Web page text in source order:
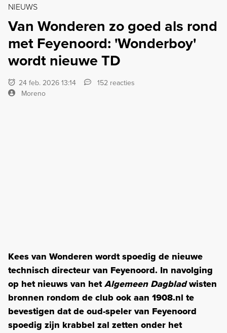
NIEUWS
Van Wonderen zo goed als rond
met Feyenoord: 'Wonderboy'
wordt nieuwe TD
24 feb. 2026 13:14
152 reacties
Moreno
Kees van Wonderen wordt spoedig de nieuwe
technisch directeur van Feyenoord. In navolging
op het nieuws van hetAlgemeen Dagbladwisten
bronnen rondom de club ook aan 1908.nl te
bevestigen dat de oud-speler van Feyenoord
spoedig zijn krabbel zal zetten onder het